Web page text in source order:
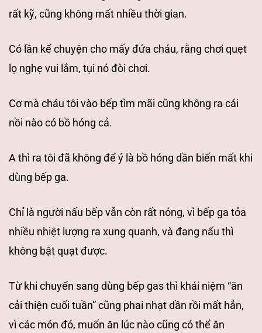
rất kỹ, cũng không mất nhiều thời gian.
Có lần kể chuyện cho mấy đứa cháu, rằng chơi quẹt
lọ nghẹ vui lắm, tụi nó đòi chơi.
Cơ mà cháu tôi vào bếp tìm mãi cũng không ra cái
nồi nào có bồ hóng cả.
A thì ra tôi đã không để ý là bồ hóng dần biến mất khi
dùng bếp ga.
Chỉ là người nấu bếp vẫn còn rất nóng, vì bếp ga tỏa
nhiều nhiệt lượng ra xung quanh, và đang nấu thì
không bật quạt được.
Từ khi chuyển sang dùng bếp gas thì khái niệm “ăn
cải thiện cuối tuần” cũng phai nhạt dần rồi mất hẳn,
vì các món đó, muốn ăn lúc nào cũng có thể ăn